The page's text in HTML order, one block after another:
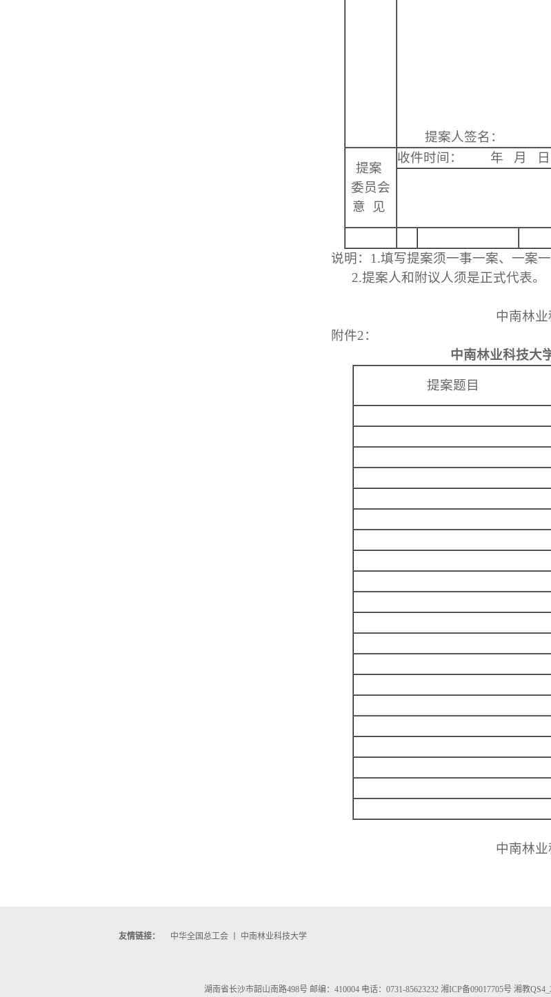
提案人签名：
提案
委员会
意
见
收件时间： 年 月 日
说明： 1.填写提案须一事一案、一案
2.提案人和附议人须是正式代表。
中南林业
附件2：
中南林业科技大
提案题目
中南林业
友情链接： 中华全国总工会 中南林业科技大学
湖南省长沙市韶山南路498号 邮编：410004 电话：0731-85623232 湘ICP备09017705号 湘教